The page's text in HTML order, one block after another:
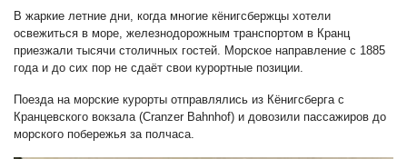
В жаркие летние дни, когда многие кёнигсбержцы хотели
освежиться в море, железнодорожным транспортом в Кранц
приезжали тысячи столичных гостей. Морское направление с 1885
года и до сих пор не сдаёт свои курортные позиции.
Поезда на морские курорты отправлялись из Кёнигсберга с
Кранцевского вокзала (Cranzer Bahnhof) и довозили пассажиров до
морского побережья за полчаса.